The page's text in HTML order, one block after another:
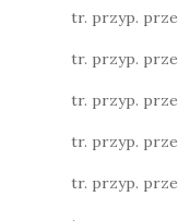
tr. przyp.
tr. przyp.
tr. przyp.
tr. przyp.
tr. przyp.